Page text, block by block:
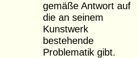
gemäße Antwort auf
die an seinem
Kunstwerk
bestehende
Problematik gibt.